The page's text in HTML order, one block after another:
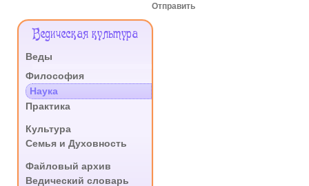
Отправить
Меню
Ведическая культура
Веды
Философия
Наука
Практика
Культура
Семья и Духовность
Файловый архив
Ведический словарь